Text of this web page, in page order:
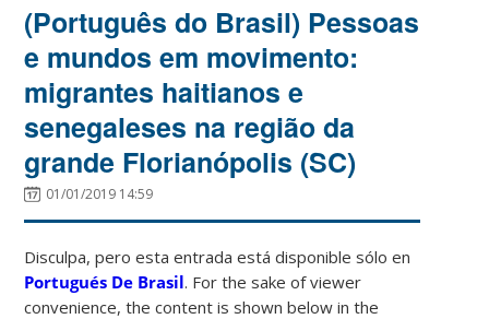
(Português do Brasil) Pessoas
e mundos em movimento:
migrantes haitianos e
senegaleses na região da
grande Florianópolis (SC)
01/01/2019 14:59
Disculpa, pero esta entrada está disponible sólo en
Portugués De Brasil. For the sake of viewer
convenience, the content is shown below in the